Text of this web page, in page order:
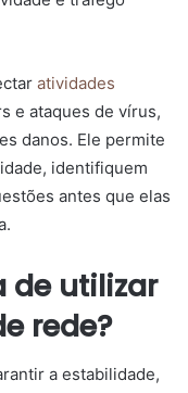
atividades
e ataques de vírus,
danos. Ele permite
identifiquem
antes que elas
de utilizar
rede?
a estabilidade,